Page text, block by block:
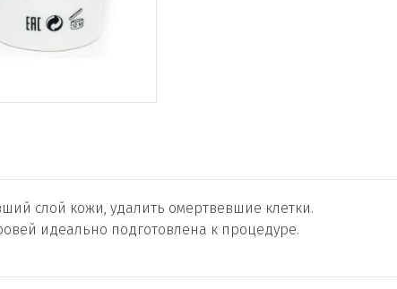
слой кожи, удалить омертвевшие клетки.
идеально подготовлена к процедуре.